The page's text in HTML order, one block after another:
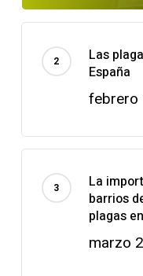
Las
España
febrero
La
barrios
plagas
marzo